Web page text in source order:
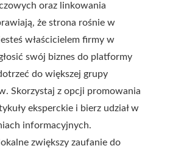
oraz linkowania
że strona rośnie w
właścicielem firmy w
swój biznes do platformy
do większej grupy
Skorzystaj z opcji promowania
eksperckie i bierz udział w
informacyjnych.
zwiększy zaufanie do